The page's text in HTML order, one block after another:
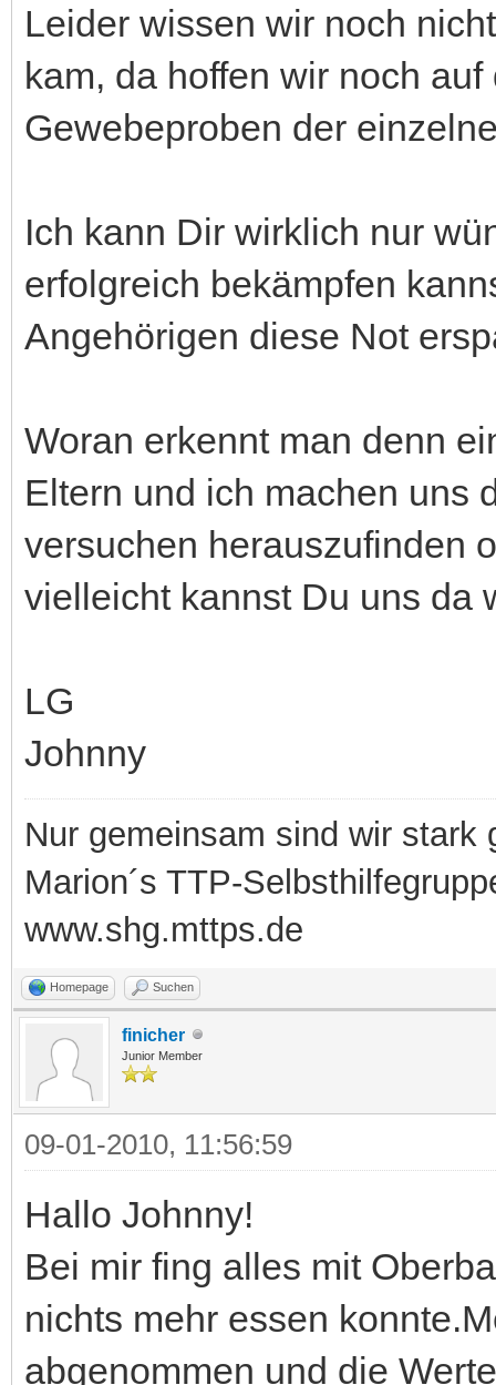
Leider wissen wir noch
kam, da hoffen wir noch
Gewebeproben der
Ich kann Dir wirklich nur
erfolgreich bekämpfen
Angehörigen diese Not
Woran erkennt man denn
Eltern und ich machen uns
versuchen herauszufinden
vielleicht kannst Du uns da
LG
Johnny
Nur gemeinsam sind wir stark
Marion´s TTP-
www.shg.mttps.de
Homepage Suchen
finicher
Junior Member
09-01-2010, 11:56:59
Hallo Johnny!
Bei mir fing alles mit
nichts mehr essen
abgenommen und die